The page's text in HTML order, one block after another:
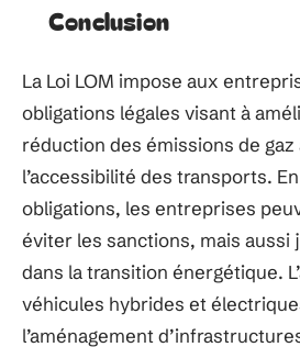
Conclusion
La Loi LOM impose aux
obligations légales visant à
réduction des émissions de
l’accessibilité des transports.
obligations, les entreprises
éviter les sanctions, mais aussi
dans la transition énergétique.
véhicules hybrides et
l’aménagement